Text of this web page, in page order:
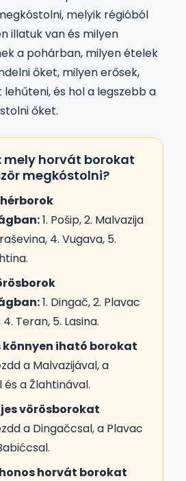
melyik régióból
illatuk van és milyen
a pohárban, milyen ételek
őket, milyen erősek,
és hol a legszebb a
őket.
mely horvát borokat
megkóstolni?
1. Pošip, 2. Malvazija
4. Vugava, 5.
1. Dingač, 2. Plavac
Teran, 5. Lasina.
könnyen iható borokat
a Malvazijával, a
a Žlahtinával.
vörösborokat
a Dingačcsal, a Plavac
horvát borokat